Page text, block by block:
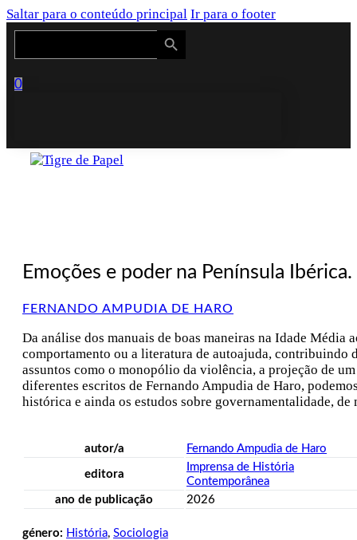
Saltar para o conteúdo principal Ir para o footer
Search
Search Button
0
Emoções e poder na Península
FERNANDO AMPUDIA DE HARO
Da análise dos manuais de boas maneiras na Idade
comportamento ou a literatura de autoajuda, contribuindo
assuntos como o monopólio da violência, a projeção de
diferentes escritos de Fernando Ampudia de Haro,
histórica e ainda os estudos sobre governamentalidade,
autor/a Fernando Ampudia de Haro
editora
Imprensa de História
Contemporânea
ano de publicação
2026
género: História, Sociologia